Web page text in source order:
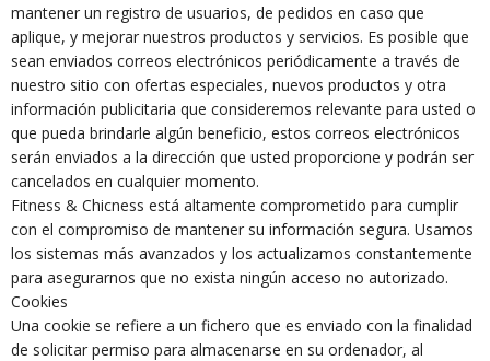
mantener un registro de usuarios, de pedidos en caso que
aplique, y mejorar nuestros productos y servicios. Es posible que
sean enviados correos electrónicos periódicamente a través de
nuestro sitio con ofertas especiales, nuevos productos y otra
información publicitaria que consideremos relevante para usted o
que pueda brindarle algún beneficio, estos correos electrónicos
serán enviados a la dirección que usted proporcione y podrán ser
cancelados en cualquier momento.
Fitness & Chicness está altamente comprometido para cumplir
con el compromiso de mantener su información segura. Usamos
los sistemas más avanzados y los actualizamos constantemente
para asegurarnos que no exista ningún acceso no autorizado.
Cookies
Una cookie se refiere a un fichero que es enviado con la finalidad
de solicitar permiso para almacenarse en su ordenador, al